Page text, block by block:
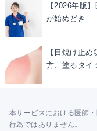
【2026年版
が始めどき
【日焼け止
方、塗るタイ
本サービスにおける医師
行為ではありません。